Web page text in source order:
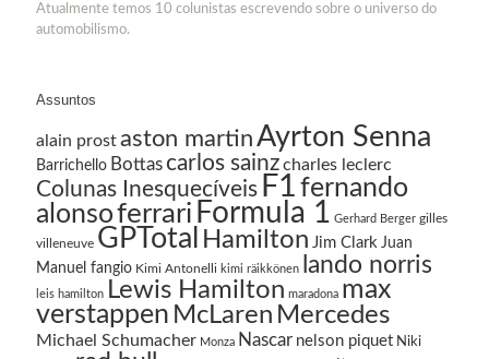
Atualmente temos 10 colunistas escrevendo sobre o universo do
automobilismo.
Assuntos
alain prostaston martinAyrton Senna
Barrichello Bottas carlos sainzcharles leclerc
Colunas Inesquecíveis F1 fernando
alonsoferrari Formula 1 Gerhard Berger gilles
villeneuve GPTotal Hamilton Jim Clark Juan
Manuel fangio Kimi Antonelli kimi räikkönen lando norris
leis hamilton Lewis Hamilton maradona max
verstappen McLaren Mercedes
Michael Schumacher Monza Nascar nelson piquet Niki